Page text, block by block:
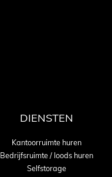
DIENSTEN
Kantoorruimte huren
Bedrijfsruimte / loods huren
Selfstorage